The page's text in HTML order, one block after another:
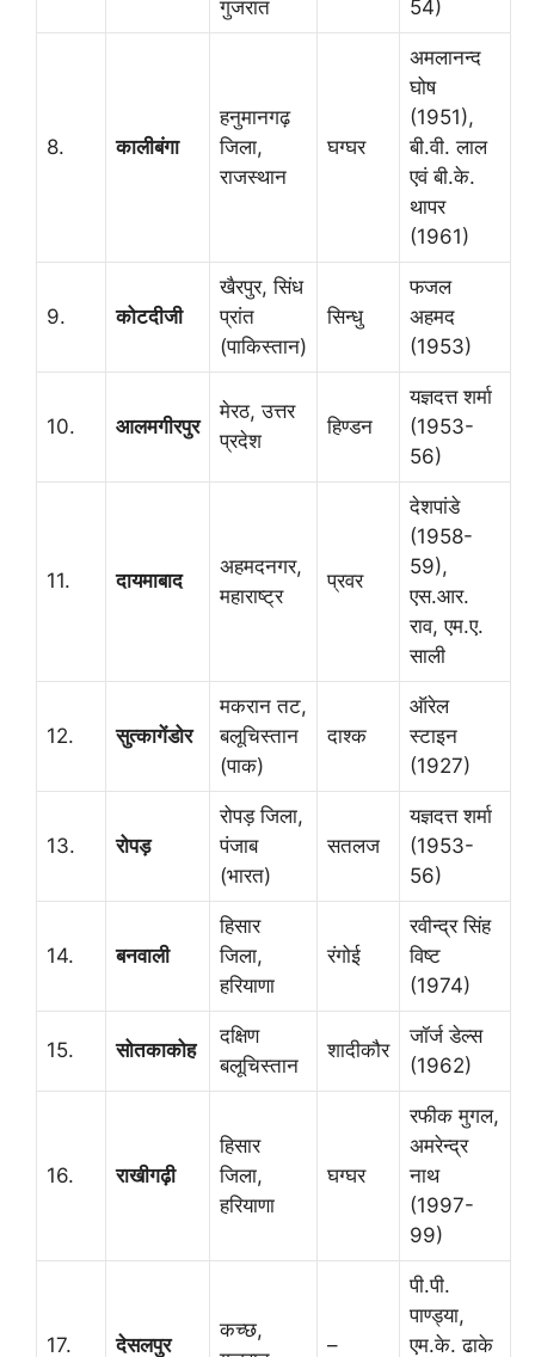
गुजरात
54)
8. कालीबंगा
हनुमानगढ़
जिला,
राजस्थान
घग्घर
अमलानन्द
घोष
(1951),
बी.वी. लाल
एवं बी.के.
थापर
(1961)
9. कोटदीजी
खैरपुर, सिंध
प्रांत
(पाकिस्तान)
सिन्धु
फजल
अहमद
(1953)
10. आलमगीरपुर
मेरठ, उत्तर
प्रदेश
हिण्डन
यज्ञदत्त शर्मा
(1953-
56)
11. दायमाबाद
अहमदनगर,
महाराष्ट्र
प्रवर
देशपांडे
(1958-
59),
एस.आर.
राव, एम.ए.
साली
12. सुत्कागेंडोर
मकरान तट,
बलूचिस्तान
(पाक)
दाश्क
ऑरेल
स्टाइन
(1927)
13. रोपड़
रोपड़ जिला,
पंजाब
(भारत)
सतलज
यज्ञदत्त शर्मा
(1953-
56)
14. बनवाली
हिसार
जिला,
हरियाणा
रंगोई
रवीन्द्र सिंह
विष्ट
(1974)
15. सोतकाकोह
दक्षिण
बलूचिस्तान
शादीकौर
जॉर्ज डेल्स
(1962)
16. राखीगढ़ी
हिसार
जिला,
हरियाणा
घग्घर
रफीक मुगल,
अमरेन्द्र
नाथ
(1997-
99)
17. देसलपुर
कच्छ,
–
पी.पी.
पाण्ड्या,
एम.के. ढाके